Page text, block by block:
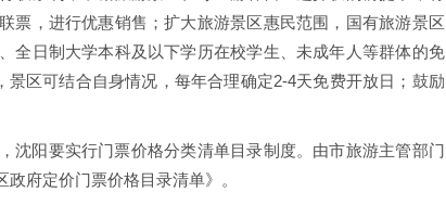
票，进行优惠销售；扩大旅游景区惠民范围，国有旅游景区
全日制大学本科及以下学历在校学生、未成年人等群体的免
景区可结合自身情况，每年合理确定2-4天免费开放日；鼓励
沈阳要实行门票价格分类清单目录制度。由市旅游主管部门
府定价门票价格目录清单》。